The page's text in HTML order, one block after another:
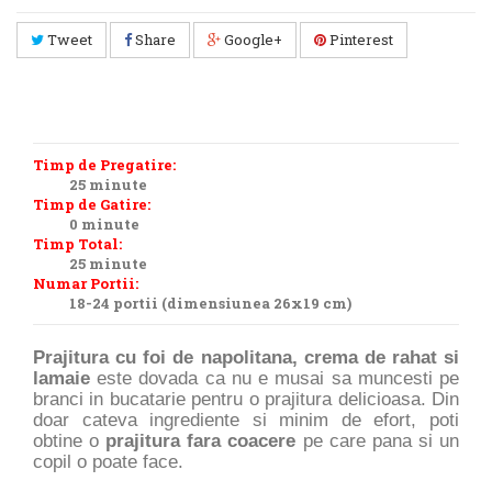
Tweet Share Google+ Pinterest
Timp de Pregatire:
25 minute
Timp de Gatire:
0 minute
Timp Total:
25 minute
Numar Portii:
18-24 portii (dimensiunea 26x19 cm)
Prajitura cu foi de napolitana, crema de rahat si
lamaie este dovada ca nu e musai sa muncesti pe
branci in bucatarie pentru o prajitura delicioasa. Din
doar cateva ingrediente si minim de efort, poti
obtine o prajitura fara coacere pe care pana si un
copil o poate face.